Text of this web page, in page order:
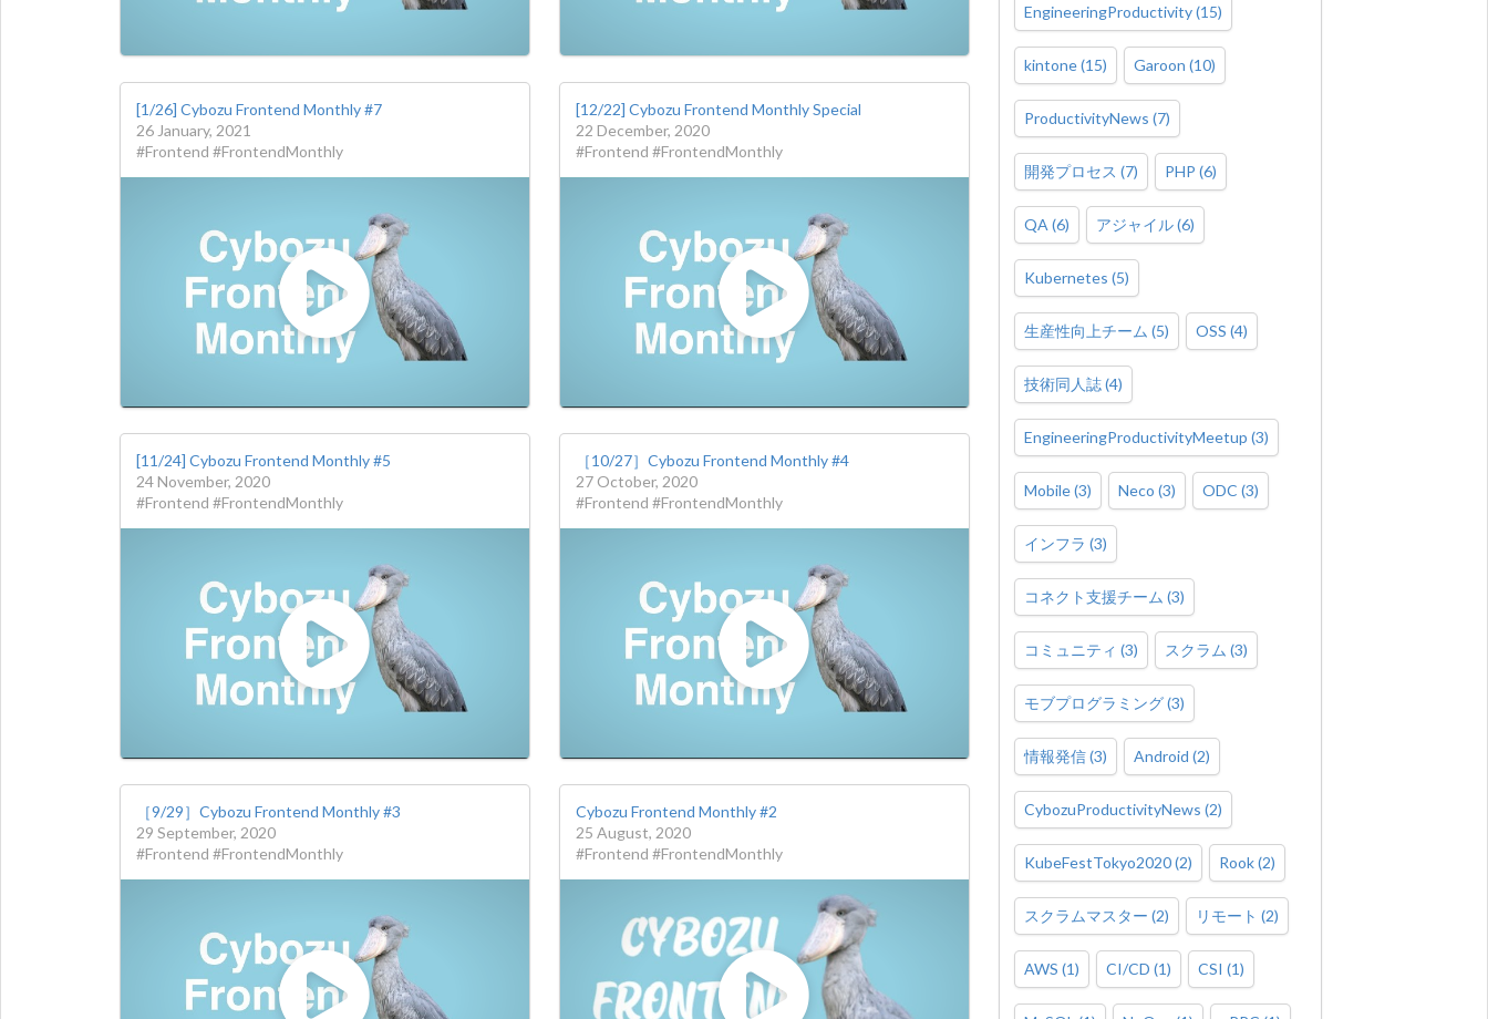
[1/26] Cybozu Frontend Monthly #7
26 January, 2021
#Frontend #FrontendMonthly
[12/22] Cybozu Frontend Monthly Special
22 December, 2020
#Frontend #FrontendMonthly
[11/24] Cybozu Frontend Monthly #5
24 November, 2020
#Frontend #FrontendMonthly
［10/27］Cybozu Frontend Monthly #4
27 October, 2020
#Frontend #FrontendMonthly
［9/29］Cybozu Frontend Monthly #3
29 September, 2020
#Frontend #FrontendMonthly
Cybozu Frontend Monthly #2
25 August, 2020
#Frontend #FrontendMonthly
EngineeringProductivity(15)
kintone(15) Garoon (10)
ProductivityNews (7)
開発プロセス (7) PHP (6)
QA (6) アジャイル(6)
Kubernetes (5)
生産性向上チーム (5) OSS (4)
技術同人誌(4)
EngineeringProductivityMeetup (3)
Mobile(3) Neco (3) ODC (3)
インフラ (3)
コネクト支援チーム (3)
コミュニティ (3) スクラム (3)
モブプログラミング(3)
情報発信(3) Android (2)
CybozuProductivityNews (2)
KubeFestTokyo2020(2) Rook(2)
スクラムマスター (2) リモート (2)
AWS (1) CI/CD (1) CSI (1)